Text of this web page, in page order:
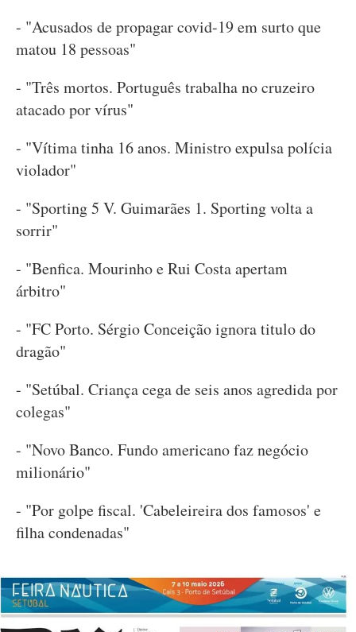
- "Acusados de propagar covid-19 em surto que
matou 18 pessoas"
- "Três mortos. Português trabalha no cruzeiro
atacado por vírus"
- "Vítima tinha 16 anos. Ministro expulsa polícia
violador"
- "Sporting 5 V. Guimarães 1. Sporting volta a
sorrir"
- "Benfica. Mourinho e Rui Costa apertam
árbitro"
- "FC Porto. Sérgio Conceição ignora titulo do
dragão"
- "Setúbal. Criança cega de seis anos agredida por
colegas"
- "Novo Banco. Fundo americano faz negócio
milionário"
- "Por golpe fiscal. 'Cabeleireira dos famosos' e
filha condenadas"